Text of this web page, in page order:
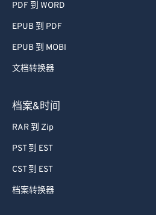
PDF 到 WORD
EPUB 到 PDF
EPUB 到 MOBI
文档转换器
档案&时间
RAR 到 Zip
PST 到 EST
CST 到 EST
档案转换器